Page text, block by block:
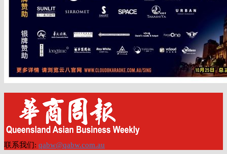
联系我们: qabw@qabw.com.au